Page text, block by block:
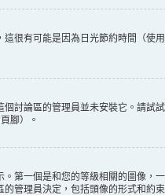
很有可能是因為日光節約時間（
討論區的管理員並未安裝它。請試
腳）。
第一個是和您的等級相關的圖像
管理員決定，包括頭像的形式和約